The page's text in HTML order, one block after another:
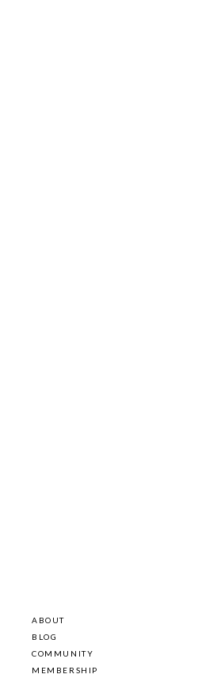
ABOUT
BLOG
COMMUNITY
MEMBERSHIP